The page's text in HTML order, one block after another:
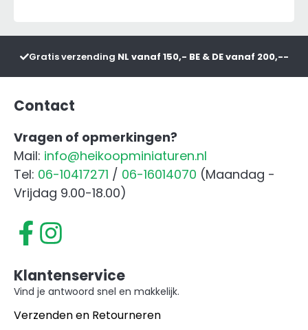
aantal
Gratis verzending NL vanaf 150,- BE & DE vanaf 200,--
Contact
Vragen of opmerkingen?
Mail: info@heikoopminiaturen.nl
Tel: 06-10417271 / 06-16014070 (Maandag -
Vrijdag 9.00-18.00)
Klantenservice
Vind je antwoord snel en makkelijk.
Verzenden en Retourneren